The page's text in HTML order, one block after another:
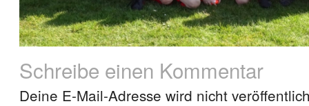
Schreibe einen Kommentar
Deine E-Mail-Adresse wird nicht